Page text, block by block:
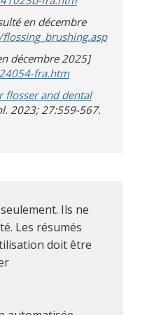
en décembre
(s’ouvre
(s’ouvre
décembre 2025]
fra.htm(s’ouvre dans
(s’ouvre sur un
flosser and dental
2023; 27:559-567.
Ils ne
Les résumés
doit être